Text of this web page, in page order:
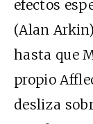
efectos
(Alan
hasta que
propio
desliza